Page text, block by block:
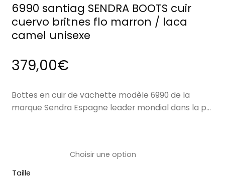
6990 santiag SENDRA BOOTS cuir
cuervo britnes flo marron / laca
camel unisexe
379,00€
Bottes en cuir de vachette modèle 6990 de la
marque Sendra Espagne leader mondial dans la p…
Taille